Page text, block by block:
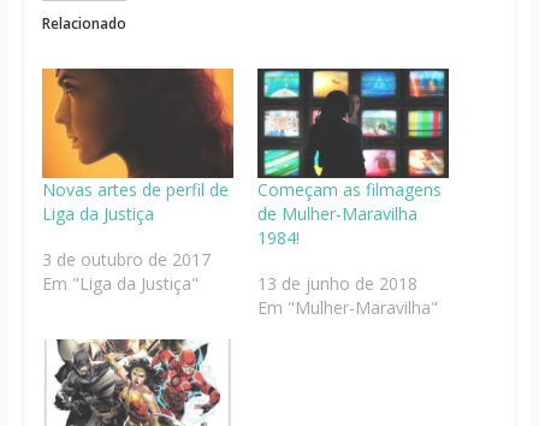
Relacionado
Novas artes de perfil de
Liga da Justiça
3 de outubro de 2017
Em "Liga da Justiça"
Começam as filmagens
de Mulher-Maravilha
1984!
13 de junho de 2018
Em "Mulher-Maravilha"